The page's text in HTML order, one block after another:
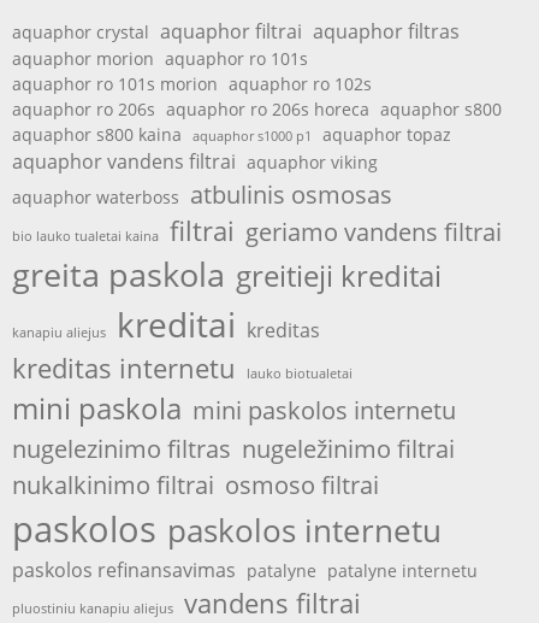
aquaphor crystal aquaphor filtrai aquaphor filtras
aquaphor morion aquaphor ro 101s
aquaphor ro 101s morion aquaphor ro 102s
aquaphor ro 206s aquaphor ro 206s horeca aquaphor s800
aquaphor s800 kaina
aquaphor s1000 p1 aquaphor topaz
aquaphor vandens filtrai aquaphor viking
aquaphor waterboss atbulinis osmosas
bio lauko tualetai kaina filtrai geriamo vandens filtrai
greita paskola greitieji kreditai
kanapiu aliejus kreditai kreditas
kreditas internetu lauko biotualetai
mini paskola mini paskolos internetu
nugelezinimo filtras nugeležinimo filtrai
nukalkinimo filtrai osmoso filtrai
paskolos paskolos internetu
paskolos refinansavimas patalyne patalyne internetu
pluostiniu kanapiu aliejus vandens filtrai